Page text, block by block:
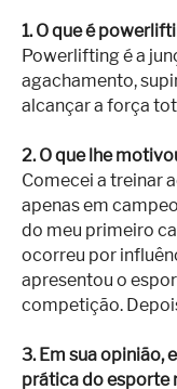
1. O que é
Powerlifting é a
agachamento,
alcançar a força
2. O que lhe
Comecei a treinar
apenas em
do meu primeiro
ocorreu por
apresentou o
competição.
3. Em sua opinião,
prática do esporte